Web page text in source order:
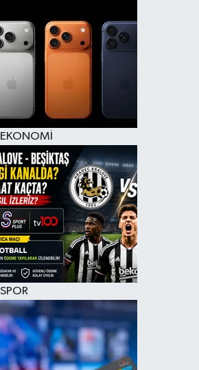
EKONOMİ
SPOR